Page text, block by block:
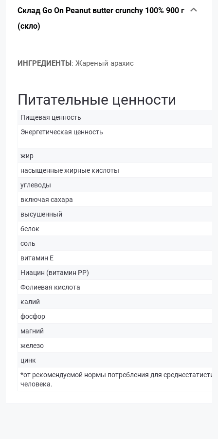
Склад Go On Peanut вutter crunchy 100% 900 г
(скло)
ИНГРЕДИЕНТЫ: Жареный арахис
Питательные ценности
Пищевая ценность
Энергетическая ценность
жир
насыщенные жирные кислоты
углеводы
включая сахара
высушенный
белок
соль
витамин Е
Ниацин (витамин РР)
Фолиевая кислота
калий
фосфор
магний
железо
цинк
*от рекомендуемой нормы потребления для
человека.